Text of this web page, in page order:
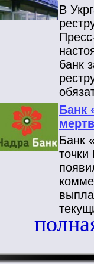
В
банк
Банк
Банк